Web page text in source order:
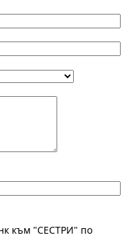
към "СЕСТРИ" по